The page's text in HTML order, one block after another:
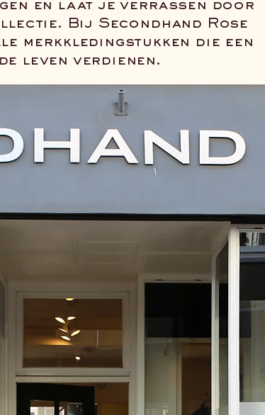
en laat je verrassen door
Bij Secondhand Rose
merkkledingstukken die een
leven verdienen.